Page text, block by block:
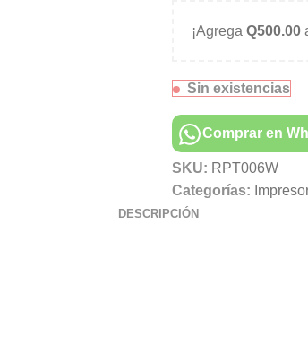
¡Agrega Q500.00
Sin existencias
Comprar en
SKU: RPT006W
Categorías:
DESCRIPCIÓN